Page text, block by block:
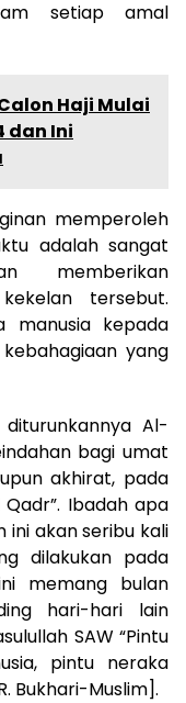
setiap amal
Haji Mulai
dan Ini
memperoleh
adalah sangat
memberikan
tersebut.
manusia kepada
yang
Al-
bagi umat
akhirat, pada
Ibadah apa
ini akan seribu kali
dilakukan pada
memang bulan
hari-hari lain
SAW “Pintu
pintu neraka
Bukhari-Muslim].